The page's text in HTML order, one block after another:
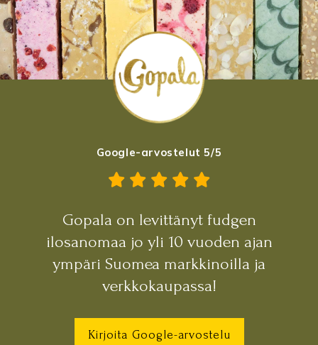
Google-arvostelut 5/5
Gopala on levittänyt fudgen
ilosanomaa jo yli 10 vuoden ajan
ympäri Suomea markkinoilla ja
verkkokaupassa!
Kirjoita Google-arvostelu